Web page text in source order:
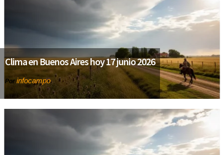
Clima en Buenos Aires hoy 17 junio 2026
Por infocampo